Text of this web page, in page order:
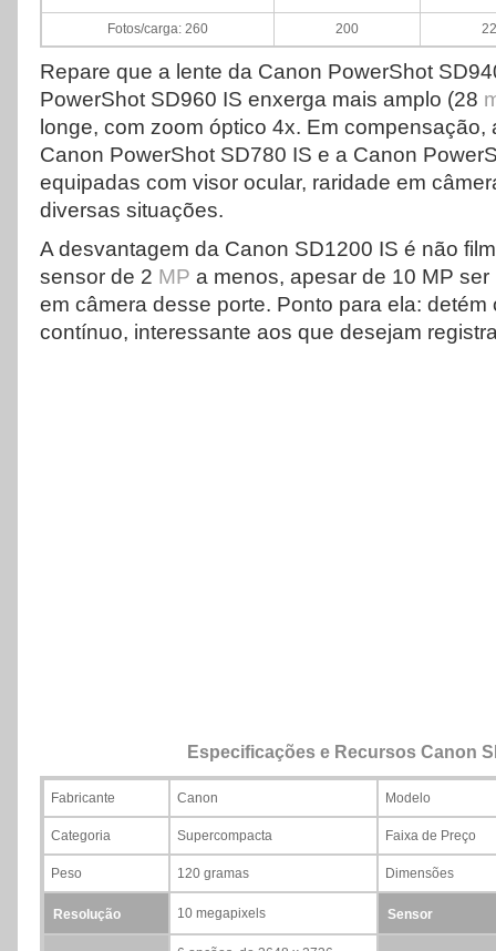
Fotos/carga: 260 200
Repare que a lente da Canon PowerShot
PowerShot SD960 IS enxerga mais amplo (28
longe, com zoom óptico 4x. Em compensação,
Canon PowerShot SD780 IS e a Canon
equipadas com visor ocular, raridade em
diversas situações.
A desvantagem da Canon SD1200 IS é não
sensor de 2 MP a menos, apesar de 10 MP
em câmera desse porte. Ponto para ela: detém
contínuo, interessante aos que desejam
Especificações e Recursos Canon
Fabricante Canon Modelo
Categoria Supercompacta Faixa de Preço
Peso 120 gramas Dimensões
Resolução 10 megapixels Sensor